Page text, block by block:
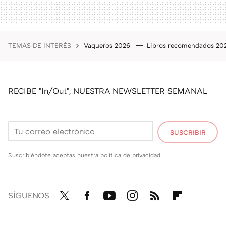
TEMAS DE INTERÉS Vaqueros 2026 Libros recomendados
RECIBE "In/Out", NUESTRA NEWSLETTER SEMANAL
SUSCRIBIR
Suscribiéndote aceptas nuestra política de privacidad
SÍGUENOS